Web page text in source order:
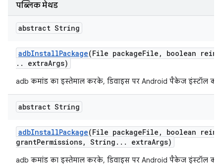
पब्लिक मेथड
abstract String
adbInstallPackage(File packageFile ,
boolean
. . extraArgs)
adb कमांड का इस्तेमाल करके, डिवाइस पर Android पैकेज इंस्टॉल करें.
abstract String
adbInstallPackage(File packageFile ,
boolean
grantPermissions, String . . . extraArgs)
adb कमांड का इस्तेमाल करके, डिवाइस पर Android पैकेज इंस्टॉल करें.